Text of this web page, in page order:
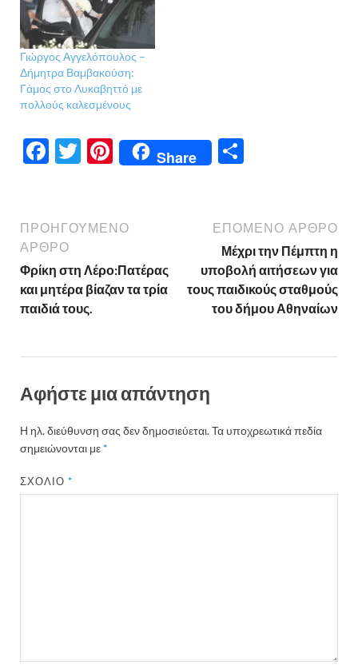
Γιώργος Αγγελόπουλος –
Δήμητρα Βαμβακούση:
Γάμος στο Λυκαβηττό με
πολλούς καλεσμένους
F
b
o
o
k
T
er
Pi
es
Share
α
σ
τε
ίτ
ΠΡΟΗΓΟΎΜΕΝΟ
ΆΡΘΡΟ
Φρίκη στη Λέρο:Πατέρας
και μητέρα βίαζαν τα τρία
παιδιά τους.
ΕΠΌΜΕΝΟ ΆΡΘΡΟ
Μέχρι την Πέμπτη η
υποβολή αιτήσεων για
τους παιδικούς σταθμούς
του δήμου Αθηναίων
Αφήστε μια απάντηση
Η ηλ. διεύθυνση σας δεν δημοσιεύεται.Τα υποχρεωτικά πεδία
σημειώνονται με *
ΣΧΌΛΙΟ*